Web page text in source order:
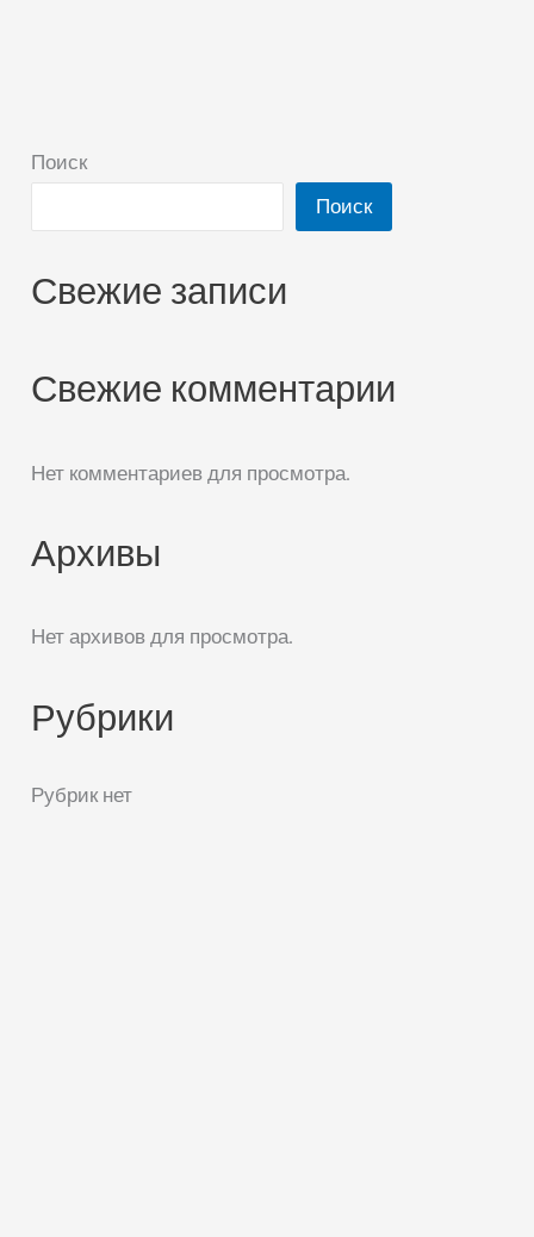
Поиск
Поиск
Свежие записи
Свежие комментарии
Нет комментариев для просмотра.
Архивы
Нет архивов для просмотра.
Рубрики
Рубрик нет